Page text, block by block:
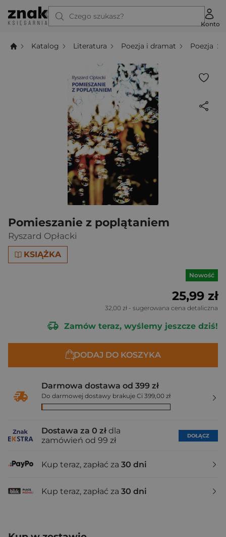
Czego szukasz?
Konto
Katalog Literatura Poezja i dramat Poezja
Pomieszanie z poplątaniem
Ryszard Opłacki
KSIĄŻKA
Nowość
25,99 zł
32,00 zł - sugerowana cena detaliczna
Zamów teraz, wyślemy jeszcze dziś!
DODAJ DO KOSZYKA
Darmowa dostawa od 399 zł
Do darmowej dostawy brakuje Ci 399,00 zł
Dostawa za 0 zł dla
zamówień od 99 zł
DOŁĄCZ
Kup teraz, zapłać za 30 dni
Kup teraz, zapłać za 30 dni